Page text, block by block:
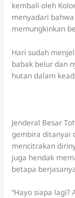
kembali oleh
menyadari
memungkinkan
Hari sudah
babak belur dan
hutan dalam
Jenderal Besar
gembira ditanyai
mencitrakan
juga hendak
betapa
“Hayo siapa lagi?